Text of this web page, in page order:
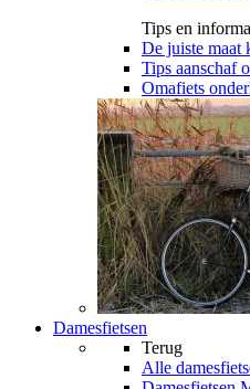
Tips en
De juiste maat
Tips aanschaf
Omafiets
Damesfietsen
Terug
Alle